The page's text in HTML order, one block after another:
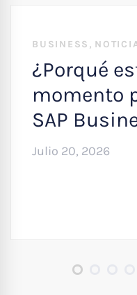
BUSINESS ,
¿Porqué
momento
SAP
Julio 20, 2026